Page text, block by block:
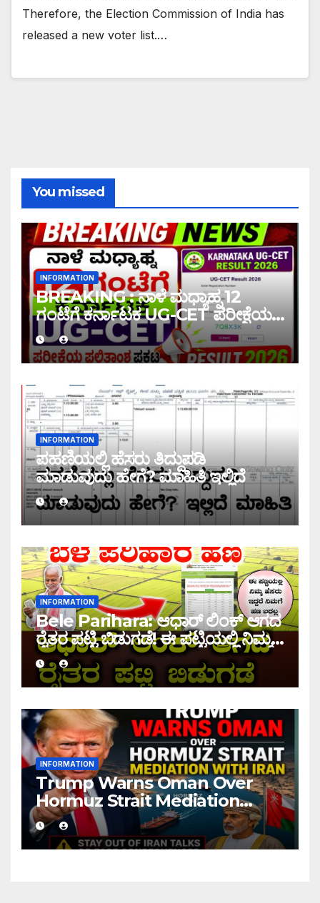
Therefore, the Election Commission of India has
released a new voter list.…
You missed
INFORMATION
BREAKING : ನಾಳೆ ಮಧ್ಯಾಹ್ನ 12
ಗಂಟೆಗೆ ಕರ್ನಾಟಕ UG-CET ಪರೀಕ್ಷೆಯ
ಫಲಿತಾಂಶ ಪ್ರಕಟ |UG-CET Result
2026
INFORMATION
ಪಹಣಿಯಲ್ಲಿ ಹೆಸರು ತಿದ್ದುಪಡಿ
ಮಾಡುವುದು ಹೇಗೆ? ಮಾಹಿತಿ ಇಲ್ಲಿದೆ
INFORMATION
Bele Parihara: ಆಧಾರ್ ಲಿಂಕ್ ಆಗದ
ರೈತರ ಪಟ್ಟಿ ಬಿಡುಗಡೆ! ಈ ಪಟ್ಟಿಯಲ್ಲಿ ನಿಮ್ಮ
ಹೆಸರು ಇದ್ದರೆ ನಿಮಗೆ ಹಣ ಜಮಾ ಆಗಲ್ಲ !
INFORMATION
Trump Warns Oman Over
Hormuz Strait Mediation
With Iran